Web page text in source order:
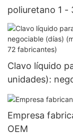
poliuretano 1 -
>=30000
Clavo líquido
unidades):
unidades, EE.
Empresa
OEM